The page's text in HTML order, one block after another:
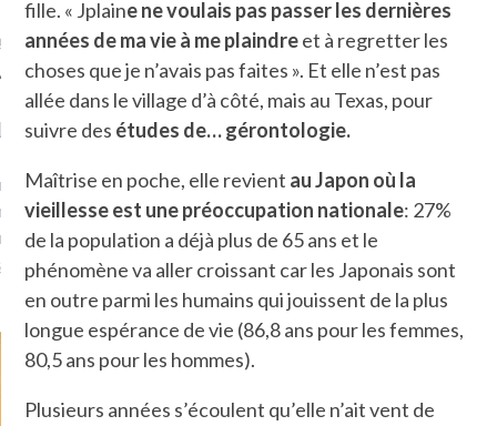
@Isa_Monrozier
ARCACHON
je t'aime, my little bassin
comment ? "
je ne parle presque que
fille. « Jplaine ne voulais pas passer les dernières
années de ma vie à meplaindreet à regretter les
choses que je n’avais pas faites ». Et elle n’est pas
allée dans le village d’à côté, mais au Texas, pour
suivre des études de… gérontologie.
Maîtrise en poche, elle revient au Japon où la
vieillesse est une préoccupation nationale: 27%
de la population a déjà plus de 65 ans et le
phénomène va aller croissant car les Japonais sont
en outre parmi les humains qui jouissent de la plus
longue espérance de vie (86,8 ans pour les femmes,
80,5 ans pour les hommes).
Plusieurs années s’écoulent qu’elle n’ait vent de